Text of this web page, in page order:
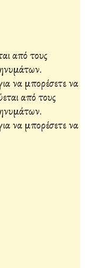
από τους
να μπορέσετε να
από τους
να μπορέσετε να